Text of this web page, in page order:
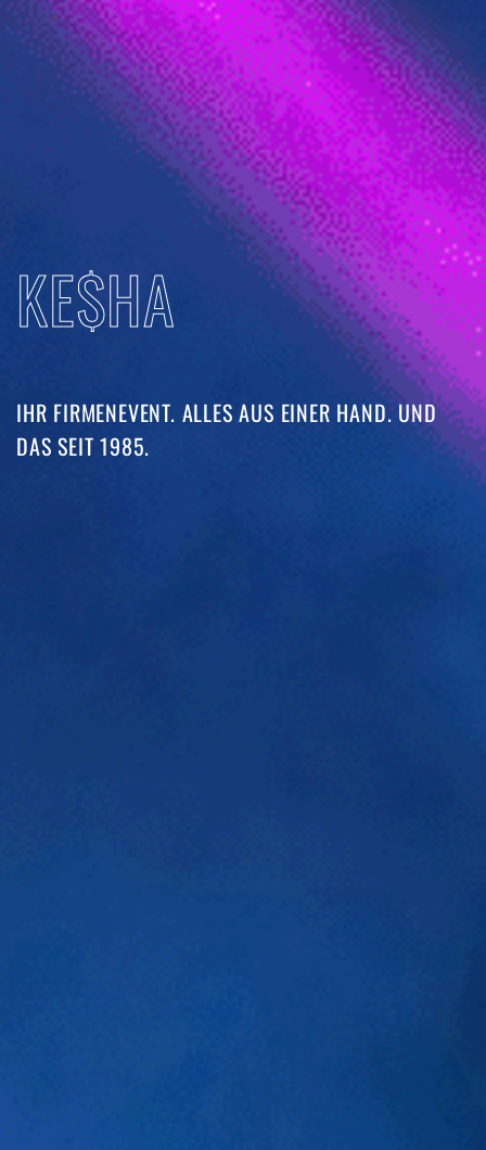
KE$HA
IHR FIRMENEVENT. ALLES AUS EINER HAND. UND
DAS SEIT 1985. ​